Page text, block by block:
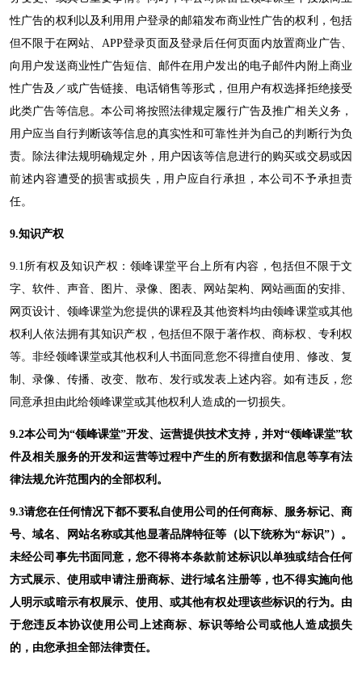
性广告的权利以及利用用户登录的邮箱发布商业性广告的权利，包括
但不限于在网站、 APP登录页面及登录后任何页面内放置商业广告、
向用户发送商业性广告短信、邮件在用户发出的电子邮件内附上商业
性广告及／或广告链接、电话销售等形式，但用户有权选择拒绝接受
此类广告等信息。本公司将按照法律规定履行广告及推广相关义务，
用户应当自行判断该等信息的真实性和可靠性并为自己的判断行为负
责。除法律法规明确规定外，用户因该等信息进行的购买或交易或因
前述内容遭受的损害或损失，用户应自行承担，本公司不予承担责
任。
9.知识产权
9.1所有权及知识产权： 领峰课堂平台上所有内容，包括但不限于文
字、软件、声音、图片、录像、图表、网站架构、网站画面的安排、
网页设计、 领峰课堂为您提供的课程及其他资料均由领峰课堂或其他
权利人依法拥有其知识产权，包括但不限于著作权、商标权、专利权
等。非经领峰课堂或其他权利人书面同意您不得擅自使用、修改、复
制、录像、传播、改变、散布、发行或发表上述内容。如有违反，您
同意承担由此给领峰课堂或其他权利人造成的一切损失。
9.2本公司为“领峰课堂”开发、运营提供技术支持，并对“领峰课堂”软
件及相关服务的开发和运营等过程中产生的所有数据和信息等享有法
律法规允许范围内的全部权利。
9.3请您在任何情况下都不要私自使用公司 的任何商标、服务标记、商
号、域名、网站名称或其他显著品牌特征等（以下统称为“标识”）。
未经公司事先书面同意，您不得将本条款前述标识以单独或结合任何
方式展示、使用或申请注册商标、进行域名注册等，也不得实施向他
人明示或暗示有权展示、使用、或其他有权处理该些标识的行为。由
于您违反本协议使用公司上述商标、标识等给公司或他人造成损失
的，由您承担全部法律责任。